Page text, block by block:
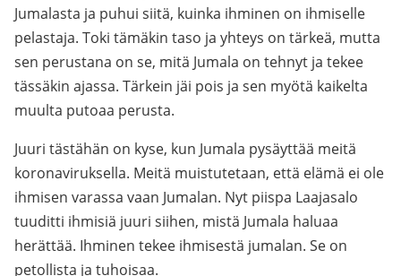
Jumalasta ja puhui siitä, kuinka ihminen on ihmiselle
pelastaja. Toki tämäkin taso ja yhteys on tärkeä, mutta
sen perustana on se, mitä Jumala on tehnyt ja tekee
tässäkin ajassa. Tärkein jäi pois ja sen myötä kaikelta
muulta putoaa perusta.
Juuri tästähän on kyse, kun Jumala pysäyttää meitä
koronaviruksella. Meitä muistutetaan, että elämä ei ole
ihmisen varassa vaan Jumalan. Nyt piispa Laajasalo
tuuditti ihmisiä juuri siihen, mistä Jumala haluaa
herättää. Ihminen tekee ihmisestä jumalan. Se on
petollista ja tuhoisaa.